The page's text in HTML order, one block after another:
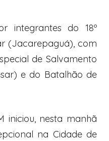
integrantes do 18º
(Jacarepaguá), com
de Salvamento
e do Batalhão de
iniciou, nesta manhã
na Cidade de